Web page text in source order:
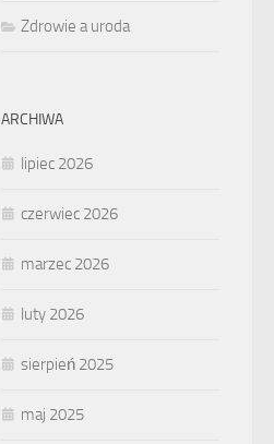
Zdrowie a uroda
ARCHIWA
lipiec 2026
czerwiec 2026
marzec 2026
luty 2026
sierpień 2025
maj 2025